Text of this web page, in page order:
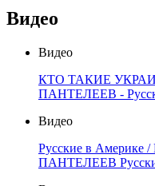
Видео
Видео
КТО ТАКИЕ
ПАНТЕЛЕЕВ -
Видео
Русские в Америке
ПАНТЕЛЕЕВ